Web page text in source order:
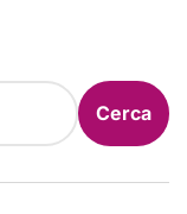
Cerca